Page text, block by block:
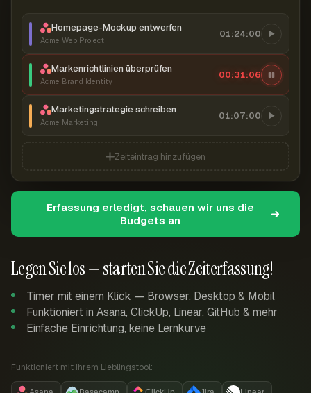
Legen Sie los — starten Sie die Zeiterfassung!
Timer mit einem Klick — Browser, Desktop & Mobil
Funktioniert in Asana, ClickUp, Linear, GitHub & mehr
Einfache Einrichtung, keine Lernkurve
Funktioniert mit Ihrem Lieblingstool:
Homepage-Mockup entwerfen
Acme Web Project
01:24:00
Markenrichtlinien überprüfen
Acme Brand Identity
00:31:07
Marketingstrategie schreiben
Acme Marketing
01:07:00
Zeiteintrag hinzufügen
Erfassung erledigt, schauen wir uns die
Budgets an